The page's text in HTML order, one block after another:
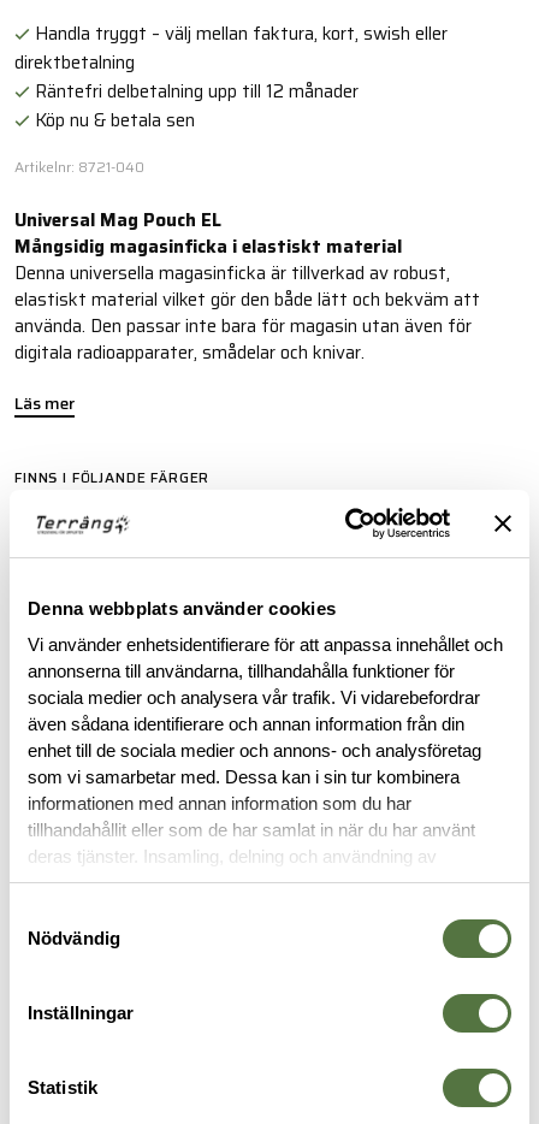
Denna webbplats använder cookies
Vi använder enhetsidentifierare för att anpassa innehållet och
annonserna till användarna, tillhandahålla funktioner för
sociala medier och analysera vår trafik. Vi vidarebefordrar
även sådana identifierare och annan information från din
enhet till de sociala medier och annons- och analysföretag
som vi samarbetar med. Dessa kan i sin tur kombinera
informationen med annan information som du har
tillhandahållit eller som de har samlat in när du har använt
deras tjänster. Insamling, delning och användning av
personuppgifter kan användas för personalisering av
Nödvändig
Inställningar
Statistik
Handla tryggt – välj mellan faktura, kort, swish eller
direktbetalning
Räntefri delbetalning upp till 12 månader
Köp nu & betala sen
Artikelnr: 8721-040
Universal Mag Pouch EL
Mångsidig magasinficka i elastiskt material
Denna universella magasinficka är tillverkad av robust,
elastiskt material vilket gör den både lätt och bekväm att
använda. Den passar inte bara för magasin utan även för
digitala radioapparater, smådelar och knivar.
Läs mer
FINNS I FÖLJANDE FÄRGER
BESKRIVNING
SPECIFIKATIONER
RECENSIONER
MAGASINFICKOR